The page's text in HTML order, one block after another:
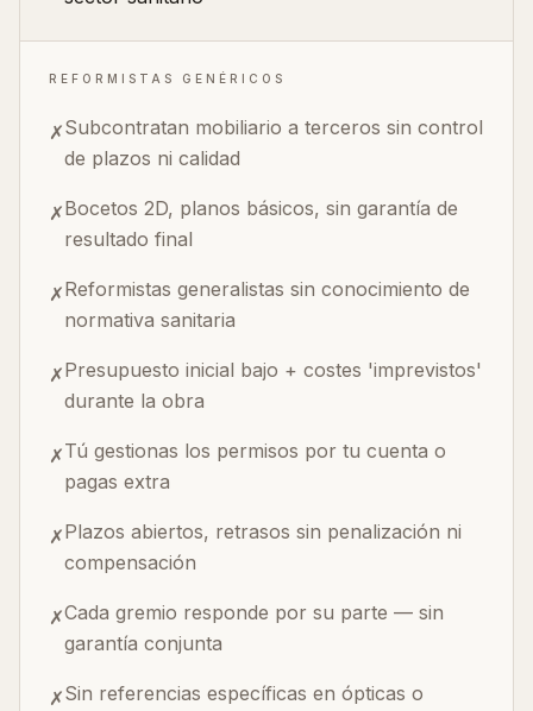
REFORMISTAS GENÉRICOS
✗Subcontratan mobiliario a terceros sin control
de plazos ni calidad
✗Bocetos 2D, planos básicos, sin garantía de
resultado final
✗Reformistas generalistas sin conocimiento de
normativa sanitaria
✗Presupuesto inicial bajo + costes 'imprevistos'
durante la obra
✗Tú gestionas los permisos por tu cuenta o
pagas extra
✗Plazos abiertos, retrasos sin penalización ni
compensación
✗Cada gremio responde por su parte — sin
garantía conjunta
✗Sin referencias específicas en ópticas o